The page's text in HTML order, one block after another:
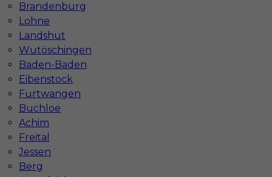
Brandenburg
Lohne
Landshut
Wutöschingen
Baden-Baden
Eibenstock
Furtwangen
Buchloe
Achim
Freital
Jessen
Berg
Mapa ofert pracy
Mapa kategorii
Informacje w sprawie pracy